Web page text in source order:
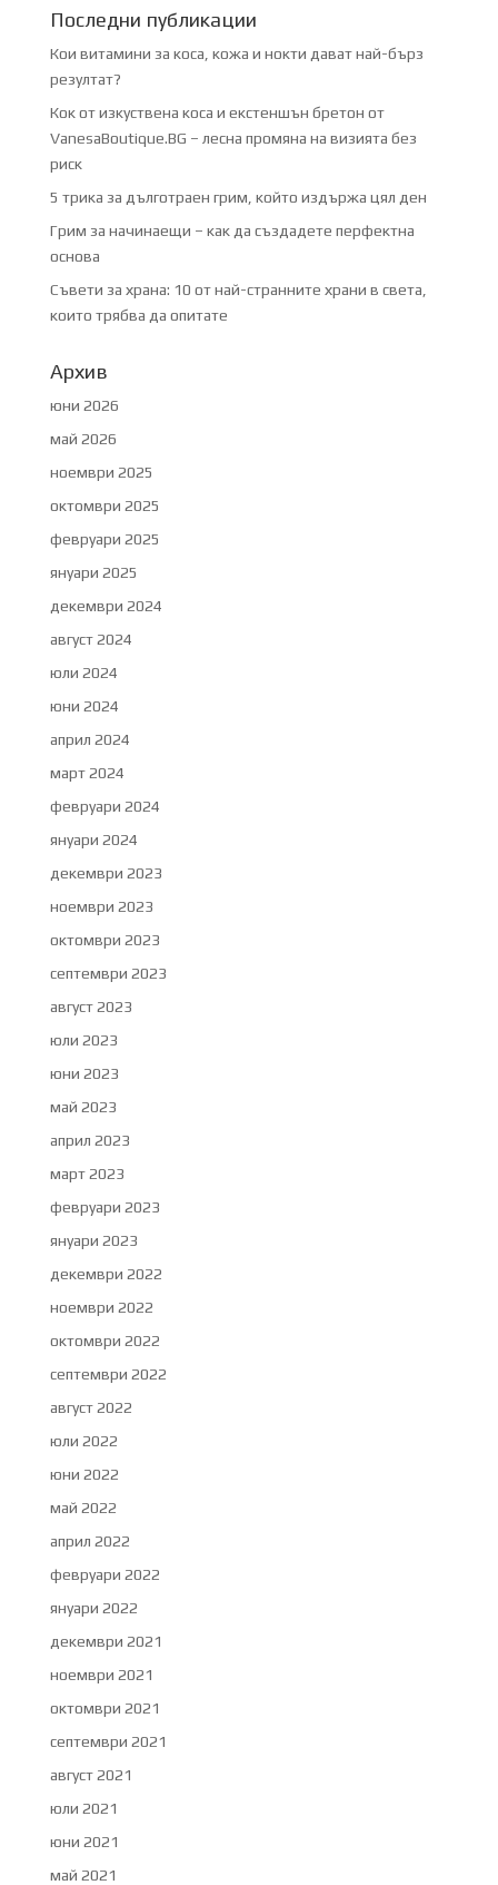
Последни публикации
Кои витамини за коса, кожа и нокти дават най-бърз
резултат?
Кок от изкуствена коса и екстеншън бретон от
VanesaBoutique.BG – лесна промяна на визията без
риск
5 трика за дълготраен грим, който издържа цял ден
Грим за начинаещи – как да създадете перфектна
основа
Съвети за храна: 10 от най-странните храни в света,
които трябва да опитате
Архив
юни 2026
май 2026
ноември 2025
октомври 2025
февруари 2025
януари 2025
декември 2024
август 2024
юли 2024
юни 2024
април 2024
март 2024
февруари 2024
януари 2024
декември 2023
ноември 2023
октомври 2023
септември 2023
август 2023
юли 2023
юни 2023
май 2023
април 2023
март 2023
февруари 2023
януари 2023
декември 2022
ноември 2022
октомври 2022
септември 2022
август 2022
юли 2022
юни 2022
май 2022
април 2022
февруари 2022
януари 2022
декември 2021
ноември 2021
октомври 2021
септември 2021
август 2021
юли 2021
юни 2021
май 2021